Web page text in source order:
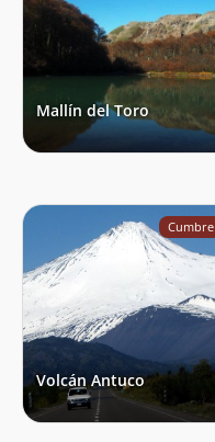
Mallín del Toro
Cumbre
Volcán Antuco